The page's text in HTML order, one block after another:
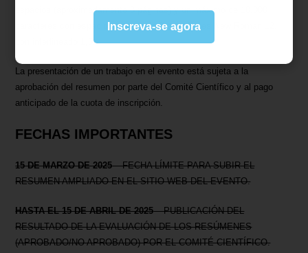
Inscreva-se agora
espacios (aproximadamente 3 páginas) y un máximo de 10.000
caracteres con espacios, utilizando fuente Times New Roman 12,
con interlineado 1,5.
La presentación de un trabajo en el evento está sujeta a la
aprobación del resumen por parte del Comité Científico y al pago
anticipado de la cuota de inscripción.
FECHAS IMPORTANTES
15 DE MARZO DE 2025– FECHA LÍMITE PARA SUBIR EL
RESUMEN AMPLIADO EN EL SITIO WEB DEL EVENTO.
HASTA EL 15 DE ABRIL DE 2025– PUBLICACIÓN DEL
RESULTADO DE LA EVALUACIÓN DE LOS RESÚMENES
(APROBADO/NO APROBADO) POR EL COMITÉ CIENTÍFICO.